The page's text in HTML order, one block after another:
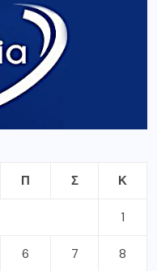
Π Σ Κ
1
6 7 8